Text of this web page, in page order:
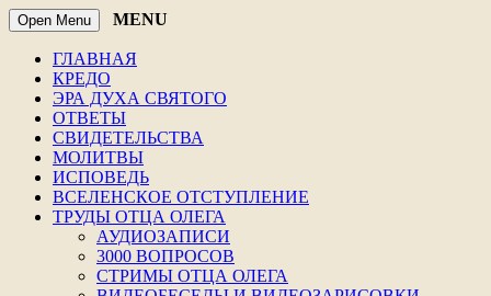
Open Menu MENU
ГЛАВНАЯ
КРЕДО
ЭРА ДУХА СВЯТОГО
ОТВЕТЫ
СВИДЕТЕЛЬСТВА
МОЛИТВЫ
ИСПОВЕДЬ
ВСЕЛЕНСКОЕ ОТСТУПЛЕНИЕ
ТРУДЫ ОТЦА ОЛЕГА
АУДИОЗАПИСИ
3000 ВОПРОСОВ
СТРИМЫ ОТЦА ОЛЕГА